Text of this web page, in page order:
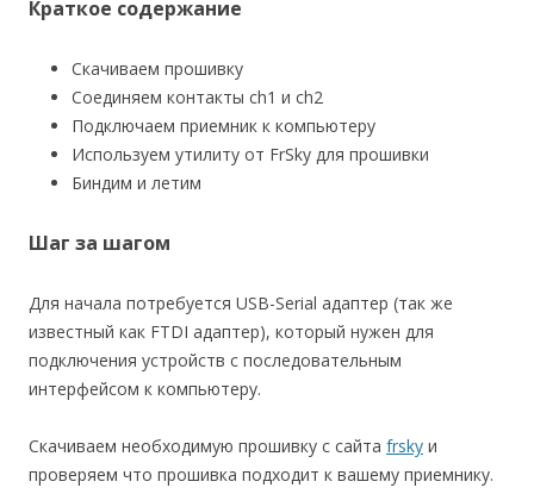
Краткое содержание
Скачиваем прошивку
Соединяем контакты ch1 и ch2
Подключаем приемник к компьютеру
Используем утилиту от FrSky для прошивки
Биндим и летим
Шаг за шагом
Для начала потребуется USB-Serial адаптер (так же
известный как FTDI адаптер), который нужен для
подключения устройств с последовательным
интерфейсом к компьютеру.
Скачиваем необходимую прошивку с сайта frsky и
проверяем что прошивка подходит к вашему приемнику.